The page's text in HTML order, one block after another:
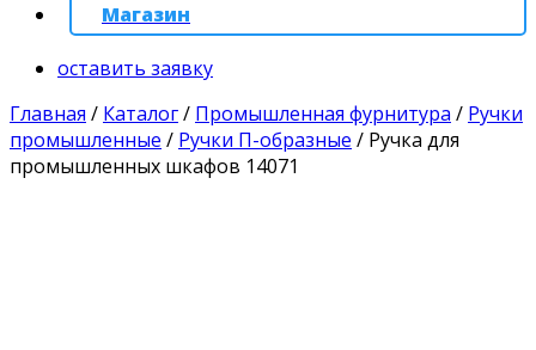
Магазин
оставить заявку
Главная / Каталог/ Промышленная фурнитура / Ручки
промышленные / Ручки П-образные / Ручка для
промышленных шкафов 14071